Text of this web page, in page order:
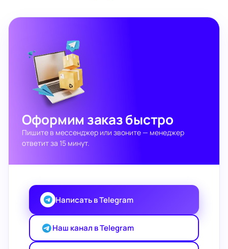
Оформим заказ быстро
Пишите в мессенджер или звоните — менеджер
ответит за 15 минут.
Написать в Telegram
Наш канал в Telegram